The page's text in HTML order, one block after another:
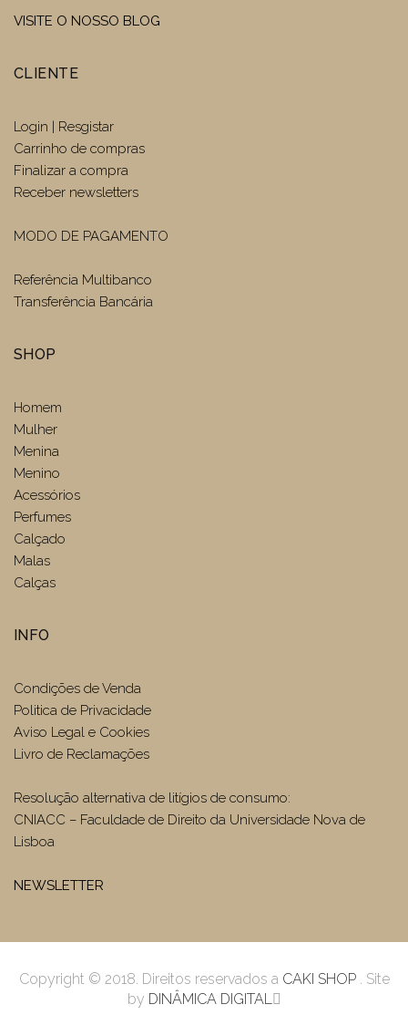
VISITE O NOSSO BLOG
CLIENTE
Login | Resgistar
Carrinho de compras
Finalizar a compra
Receber newsletters
MODO DE PAGAMENTO
Referência Multibanco
Transferência Bancária
SHOP
Homem
Mulher
Menina
Menino
Acessórios
Perfumes
Calçado
Malas
Calças
INFO
Condições de Venda
Politica de Privacidade
Aviso Legal e Cookies
Livro de Reclamações
Resolução alternativa de litígios de consumo:
CNIACC – Faculdade de Direito da Universidade Nova de
Lisboa
NEWSLETTER
Copyright © 2018. Direitos reservados a CAKI SHOP. Site
by DINÂMICA DIGITAL